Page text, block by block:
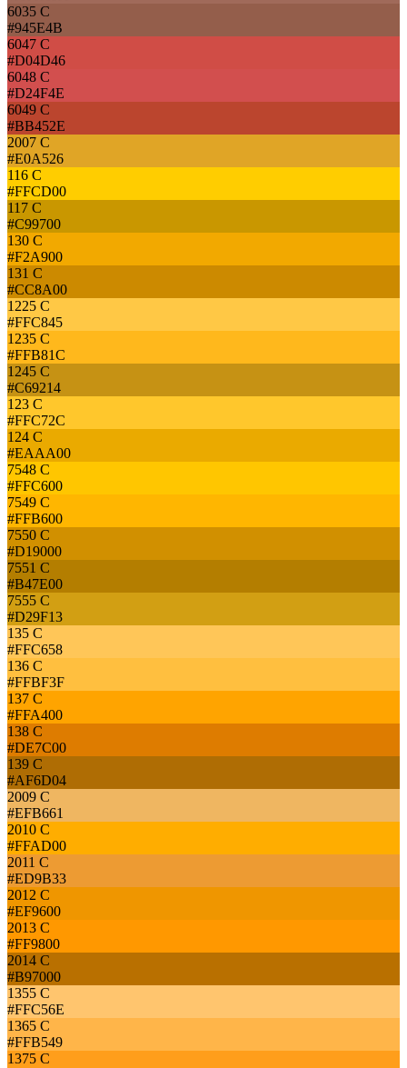
6035 C
#945E4B
6047 C
#D04D46
6048 C
#D24F4E
6049 C
#BB452E
2007 C
#E0A526
116 C
#FFCD00
117 C
#C99700
130 C
#F2A900
131 C
#CC8A00
1225 C
#FFC845
1235 C
#FFB81C
1245 C
#C69214
123 C
#FFC72C
124 C
#EAAA00
7548 C
#FFC600
7549 C
#FFB600
7550 C
#D19000
7551 C
#B47E00
7555 C
#D29F13
135 C
#FFC658
136 C
#FFBF3F
137 C
#FFA400
138 C
#DE7C00
139 C
#AF6D04
2009 C
#EFB661
2010 C
#FFAD00
2011 C
#ED9B33
2012 C
#EF9600
2013 C
#FF9800
2014 C
#B97000
1355 C
#FFC56E
1365 C
#FFB549
1375 C